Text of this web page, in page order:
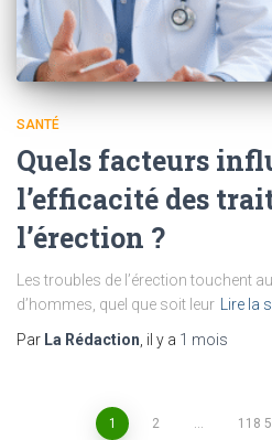
SANTÉ
Quels facteurs
l’efficacité des
l’érection ?
Les troubles de l’érection touchent
d’hommes, quel que soit leur
Lire la
Par La Rédaction , il y a 1 mois
Pagination
1 2 … 118